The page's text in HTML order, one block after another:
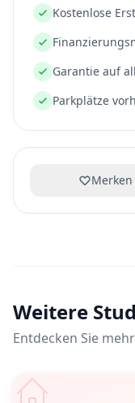
Kostenlose
Garantie auf
Parkplätze
Merken
Weitere
Entdecken Sie